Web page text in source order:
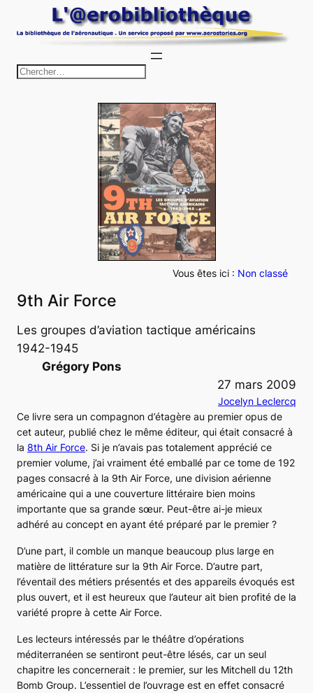
au
h
e
r
c
h
e
r
Vous êtes ici : Non classé
9th Air Force
Les groupes d’aviation tactique américains
1942-1945
Grégory Pons
27 mars 2009
Jocelyn Leclercq
Ce livre sera un compagnon d’étagère au premier opus de
cet auteur, publié chez le même éditeur, qui était consacré à
la 8th Air Force. Si je n’avais pas totalement apprécié ce
premier volume, j’ai vraiment été emballé par ce tome de 192
pages consacré à la 9th Air Force, une division aérienne
américaine qui a une couverture littéraire bien moins
importante que sa grande sœur. Peut-être ai-je mieux
adhéré au concept en ayant été préparé par le premier ?
D’une part, il comble un manque beaucoup plus large en
matière de littérature sur la 9th Air Force. D’autre part,
l’éventail des métiers présentés et des appareils évoqués est
plus ouvert, et il est heureux que l’auteur ait bien profité de la
variété propre à cette Air Force.
Les lecteurs intéressés par le théâtre d’opérations
méditerranéen se sentiront peut-être lésés, car un seul
chapitre les concernerait : le premier, sur les Mitchell du 12th
Bomb Group. L’essentiel de l’ouvrage est en effet consacré